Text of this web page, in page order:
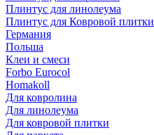
Плинтус для линолеума
Плинтус для Ковровой плитки
Германия
Польша
Клеи и смеси
Forbo Eurocol
Homakoll
Для ковролина
Для линолеума
Для ковровой плитки